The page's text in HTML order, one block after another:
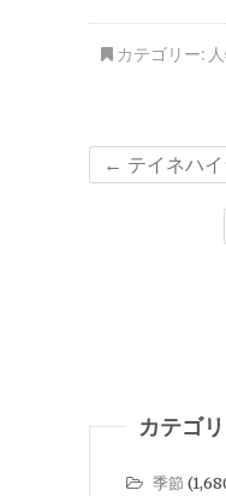
カテゴリー:
← テイネハ
カテゴ
季節